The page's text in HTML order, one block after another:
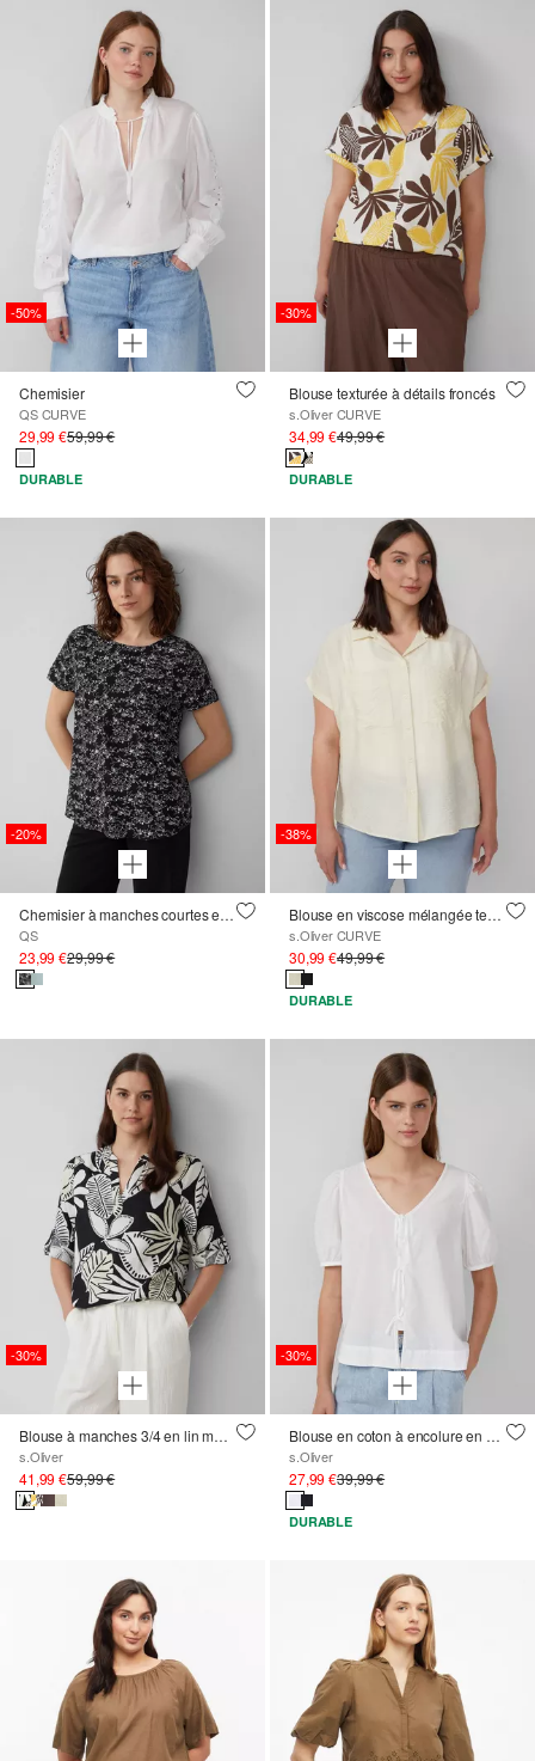
-50%
Chemisier
QS CURVE
29,99 €59,99 €
DURABLE
-30%
Blouse texturée à détails froncés
s.Oliver CURVE
34,99 €49,99 €
DURABLE
-20%
Chemisier à manches courtes en viscose
QS
23,99 €29,99 €
-38%
Blouse en viscose mélangée texturée avec poche plaquée
s.Oliver CURVE
30,99 €49,99 €
DURABLE
-30%
Blouse à manches 3/4 en lin mélangé
s.Oliver
41,99 €59,99 €
-30%
Blouse en coton à encolure en V et manches bouffantes
s.Oliver
27,99 €39,99 €
DURABLE